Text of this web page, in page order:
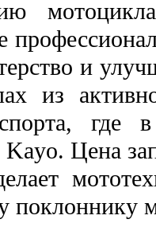
и
из
где
Цена
поклоннику